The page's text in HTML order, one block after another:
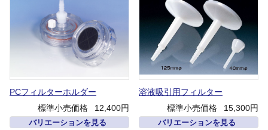
PCフィルターホルダー
標準小売価格
12,400円
バリエーションを見る
溶液吸引用フィルター
標準小売価格
15,300円
バリエーションを見る